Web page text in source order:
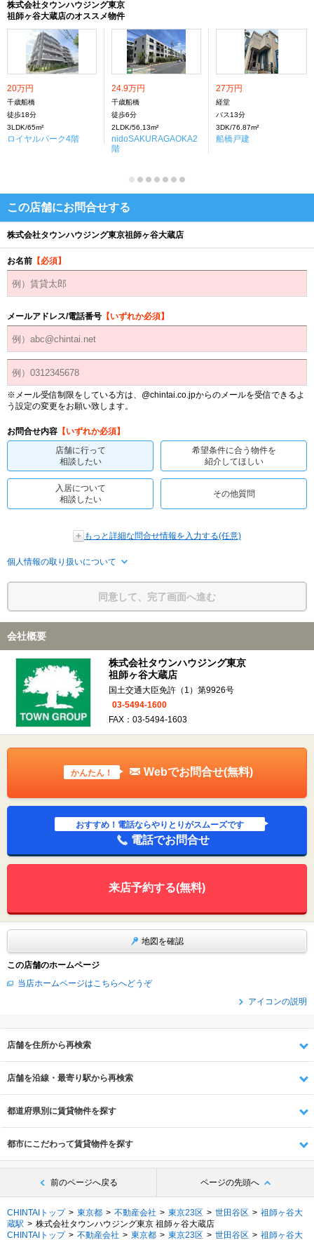
株式会社タウンハウジング東京
祖師ヶ谷大蔵店のオススメ物件
20万円
千歳船橋
徒歩18分
3LDK/65m²
ロイヤルパーク4階
24.9万円
千歳船橋
徒歩6分
2LDK/56.13m²
nidoSAKURAGAOKA2
階
27万円
経堂
バス13分
3DK/76.87m²
船橋戸建
この店舗にお問合せする
株式会社タウンハウジング東京祖師ヶ谷大蔵店
お名前 【必須】
メールアドレス/電話番号 【いずれか必須】
※メール受信制限をしている方は、@chintai.co.jpからのメールを受信できるよ
う設定の変更をお願い致します。
お問合せ内容 【いずれか必須】
店舗に行って
相談したい
希望条件に合う物件を
紹介してほしい
入居について
相談したい
その他質問
もっと詳細な問合せ情報を入力する(任意)
個人情報の取り扱いについて
同意して、完了画面へ進む
会社概要
株式会社タウンハウジング東京
祖師ヶ谷大蔵店
国土交通大臣免許（1）第9926号
03-5494-1600
FAX：03-5494-1603
かんたん！ Webでお問合せ(無料)
おすすめ！電話ならやりとりがスムーズです
電話でお問合せ
来店予約する(無料)
地図を確認
この店舗のホームページ
当店ホームページはこちらへどうぞ
アイコンの説明
店舗を住所から再検索
店舗を沿線・最寄り駅から再検索
都道府県別に賃貸物件を探す
都市にこだわって賃貸物件を探す
前のページへ戻る ページの先頭へ
CHINTAIトップ 東京都 不動産会社 東京23区 世田谷区
祖師ヶ谷大
蔵駅
株式会社タウンハウジング東京 祖師ヶ谷大蔵店
CHINTAIトップ
不動産会社 東京都 東京23区 世田谷区 祖師ヶ谷大